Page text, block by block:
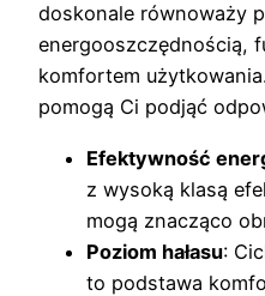
doskonale równoważy
energooszczędnością,
komfortem
pomogą Ci podjąć
Efektywność
z wysoką klasą
mogą znacząco
Poziom hałasu:
to podstawa